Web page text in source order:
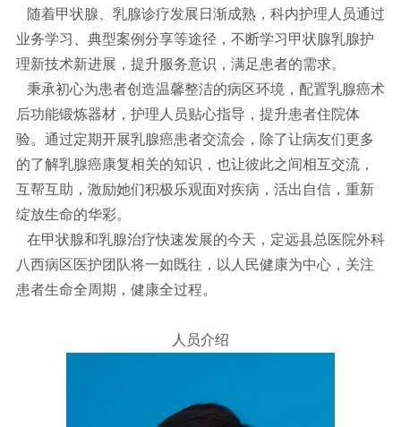
随着甲状腺、乳腺诊疗发展日渐成熟，科内护理人员通过
业务学习、典型案例分享等途径，不断学习甲状腺乳腺护
理新技术新进展，提升服务意识，满足患者的需求。
秉承初心为患者创造温馨整洁的病区环境，配置乳腺癌术
后功能锻炼器材，护理人员贴心指导，提升患者住院体
验。通过定期开展乳腺癌患者交流会，除了让病友们更多
的了解乳腺癌康复相关的知识，也让彼此之间相互交流，
互帮互助，激励她们积极乐观面对疾病，活出自信，重新
绽放生命的华彩。
在甲状腺和乳腺治疗快速发展的今天，定远县总医院外科
八西病区医护团队将一如既往，以人民健康为中心，关注
患者生命全周期，健康全过程。
人员介绍